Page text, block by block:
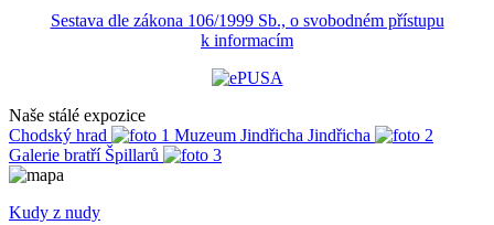
Sestava dle zákona 106/1999 Sb., o svobodném přístupu
k informacím
Naše stálé expozice
Chodský hrad
Muzeum Jindřicha Jindřicha
Galerie bratří Špillarů
Kudy z nudy